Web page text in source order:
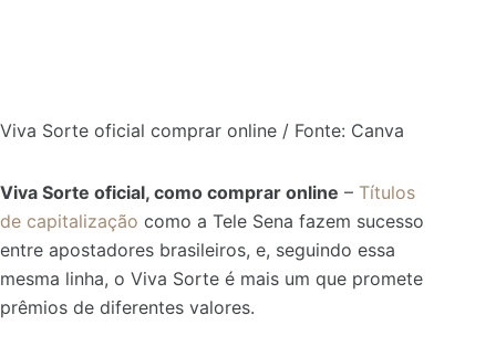
Viva Sorte oficial comprar online / Fonte: Canva
Viva Sorte oficial, como comprar online – Títulos
de capitalização como a Tele Sena fazem sucesso
entre apostadores brasileiros, e, seguindo essa
mesma linha, o Viva Sorte é mais um que promete
prêmios de diferentes valores.